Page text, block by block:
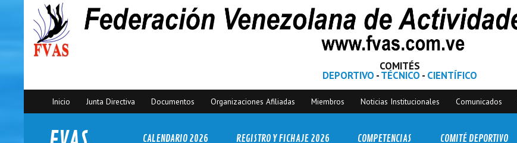
COMITÉS
DEPORTIVO -TÉCNICO - CIENTÍFICO
Inicio Junta Directiva Documentos Organizaciones Afiliadas Miembros Noticias Institucionales Comunicados
CALENDARIO 2026 REGISTRO Y FICHAJE 2026 COMPETENCIAS COMITÉ DEPORTIVO